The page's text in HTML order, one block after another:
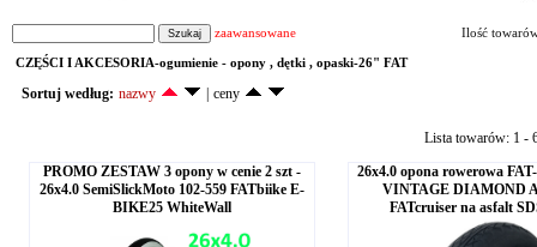
zaawansowane Ilość
CZĘŚCI I AKCESORIA-ogumienie - opony , dętki , opaski-26" FAT
Sortuj według: nazwy ceny
Lista towarów: 1 -
PROMO ZESTAW 3 opony w cenie 2 szt -
26x4.0 SemiSlickMoto 102-559 FATbiike E-
BIKE25 WhiteWall
26x4.0 opona rowerowa
VINTAGE DIAMOND
FATcruiser na asfalt